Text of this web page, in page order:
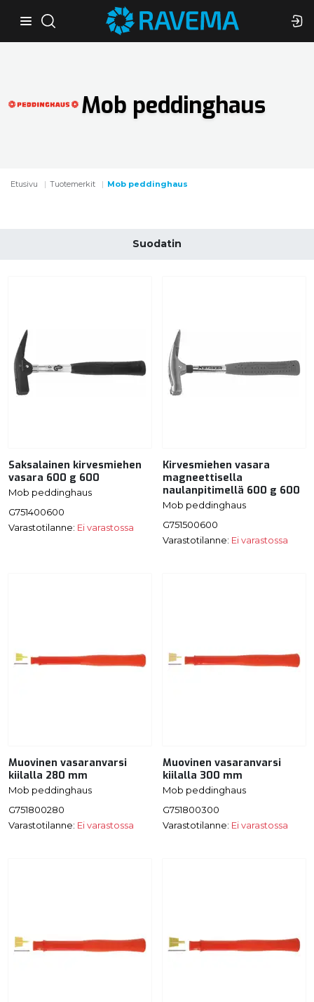
Etusivu Tuotemerkit Mob peddinghaus
Mob peddinghaus
Suodatin
Saksalainen kirvesmiehen
vasara 600 g 600
Mob peddinghaus
G751400600
Varastotilanne: Ei varastossa
Kirvesmiehen vasara
magneettisella
naulanpitimellä 600 g 600
Mob peddinghaus
G751500600
Varastotilanne: Ei varastossa
Muovinen vasaranvarsi
kiilalla 280 mm
Mob peddinghaus
G751800280
Varastotilanne: Ei varastossa
Muovinen vasaranvarsi
kiilalla 300 mm
Mob peddinghaus
G751800300
Varastotilanne: Ei varastossa